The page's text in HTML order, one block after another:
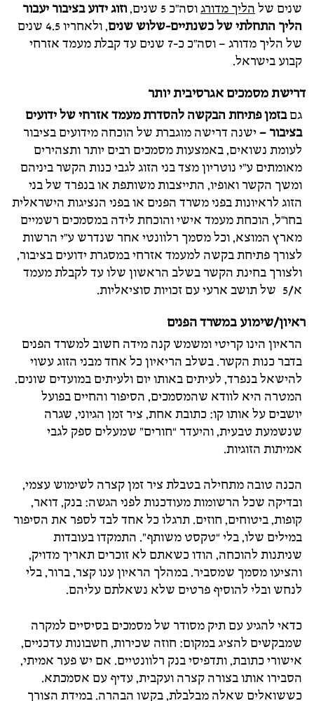
שנים של הליך מדורגוסה"כ 5 שנים,
וזוג ידוע בציבור יעבור
הליך התחלתי של כשנתיים-שלוש שנים
, ולאחריו 4.5 שנים
של הליך מדורג – וסה"כ כ-7 שנים עד קבלת מעמד אזרחי
קבוע בישראל.
דרישת מסמכים אגרסיבית יותר
גםבזמן פתיחת הבקשה להסדרת מעמד אזרחי של ידועים
בציבור –ישנה דרישה מוגברת של הוכחה מידועים בציבור
לעומת נשואים, באמצעות מסמכים רבים יותר ותצהירים
מאומתים ע"י נוטריון מצד בני הזוג לגבי כנות הקשר ביניהם
ומשך הקשר ואופיו, התייצבות משותפת או בנפרד של בני
הזוג לראיונות בפני משרד הפנים או בפני הנציגות הישראלית
בחו"ל, הוכחת מעמד אישי והוכחת לידה במסמכים רשמיים
מארץ המוצא, וכל מסמך רלוונטי אחר שנדרש ע"י הרשות
לצורך פתיחת בקשה למעמד אזרחי במסגרת ידועים בציבור,
ולצורך בחינת הקשר בשלב הראשון שלו עד לקבלת מעמד
א/5 של תושב ארעי עם זכויות סוציאליות.
ראיון/שימוע במשרד הפנים
הראיון הינו קריטי ומשמש קנה מידה חשוב למשרד הפנים
בדבר כנות הקשר. בשלב הריאיון כל אחד מבני הזוג עשוי
להישאל בנפרד, לעיתים באותו יום ולעיתים במועדים שונים.
המטרה היא לוודא שהמסמכים, הסיפור והחיים בפועל
יושבים על אותו קו: כתובת אחת, ציר זמן הגיוני, שגרה
שנשמעת טבעית, והיעדר “חורים” שמעלים ספק לגבי
אמיתות הזוגיות.
הכנה טובה מתחילה בטבלת ציר זמן קצרה לשימוש עצמי,
ובדיקה שכל הרשומות מעודכנות לפני הגשה: בנק, דואר,
קופות, ביטוחים, חוזים. תרגלו כל אחד לבד לספר את הסיפור
במילים שלו, בלי “טקסט משותף”. התמקדו בעובדות
שניתנות להוכחה, הודו כשאתם לא זוכרים תאריך מדויק,
והציעו מסמך שמסביר. במהלך הראיון ענו קצר, ברור, בלי
לנחש ובלי להוסיף פרטים שלא נשאלתם עליהם.
כדאי להגיע עם תיק מסודר של מסמכים בסיסיים למקרה
שמבקשים להציג במקום: חוזה שכירות, חשבונות עדכניים,
אישורי כתובת, ותדפיסי בנק רלוונטיים. אם יש פער אמיתי,
הסבירו אותו בצורה קצרה ועקבית, עדיף עם אסמכתא.
כששואלים שאלה מבלבלת, בקשו הבהרה. במידת הצורך